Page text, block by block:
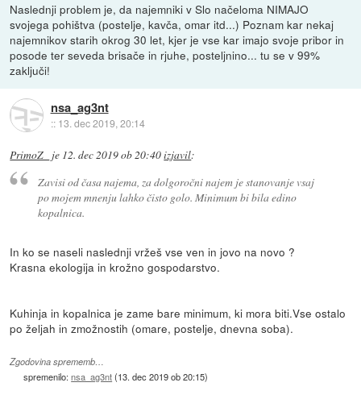
Naslednji problem je, da najemniki v Slo načeloma NIMAJO
svojega pohištva (postelje, kavča, omar itd...) Poznam kar nekaj
najemnikov starih okrog 30 let, kjer je vse kar imajo svoje pribor in
posode ter seveda brisače in rjuhe, posteljnino... tu se v 99%
zaključi!
nsa_ag3nt
:: 13. dec 2019, 20:14
PrimoZ_ je 12. dec 2019 ob 20:40izjavil:
Zavisi od časa najema, za dolgoročni najem je stanovanje vsaj
po mojem mnenju lahko čisto golo. Minimum bi bila edino
kopalnica.
In ko se naseli naslednji vržeš vse ven in jovo na novo ?
Krasna ekologija in krožno gospodarstvo.
Kuhinja in kopalnica je zame bare minimum, ki mora biti.Vse ostalo
po željah in zmožnostih (omare, postelje, dnevna soba).
Zgodovina sprememb…
spremenilo:nsa_ag3nt(13. dec 2019 ob 20:15)